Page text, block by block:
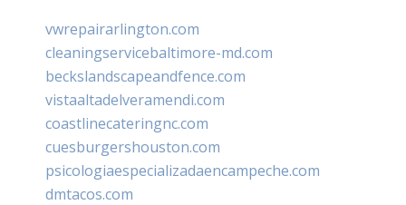
vwrepairarlington.com
cleaningservicebaltimore-md.com
beckslandscapeandfence.com
vistaaltadelveramendi.com
coastlinecateringnc.com
cuesburgershouston.com
psicologiaespecializadaencampeche.com
dmtacos.com